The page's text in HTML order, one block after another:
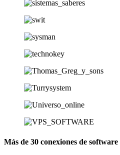
Más de 30 conexiones de software